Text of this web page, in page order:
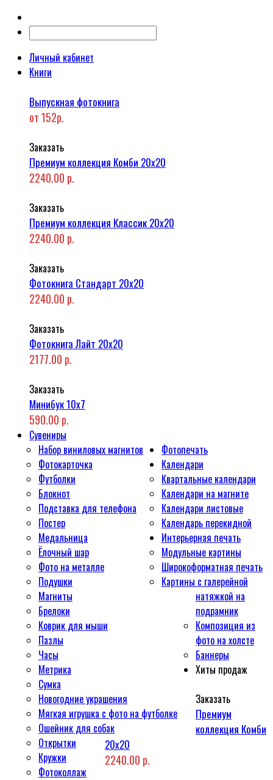
Личный кабинет
Книги
Выпускная фотокнига
от 152р.
Заказать
Премиум коллекция Комби 20x20
2240.00 р.
Заказать
Премиум коллекция Классик 20x20
2240.00 р.
Заказать
Фотокнига Стандарт 20x20
2240.00 р.
Заказать
Фотокнига Лайт 20x20
2177.00 р.
Заказать
Минибук 10х7
590.00 р.
Сувениры
Набор виниловых магнитов
Фотокарточка
Футболки
Блокнот
Подставка для телефона
Постер
Медальница
Ёлочный шар
Фото на металле
Подушки
Магниты
Брелоки
Коврик для мыши
Пазлы
Часы
Метрика
Сумка
Новогодние украшения
Мягкая игрушка с фото на футболке
Ошейник для собак
Открытки
Кружки
Фотоколлаж
Фотопечать
Календари
Квартальные календари
Календари на магните
Календари листовые
Календарь перекидной
Интерьерная печать
Модульные картины
Широкоформатная печать
Картины с галерейной
натяжкой на
подрамник
Композиция из
фото на холсте
Баннеры
Хиты продаж
Заказать
Премиум
коллекция Комби
20x20
2240.00 р.